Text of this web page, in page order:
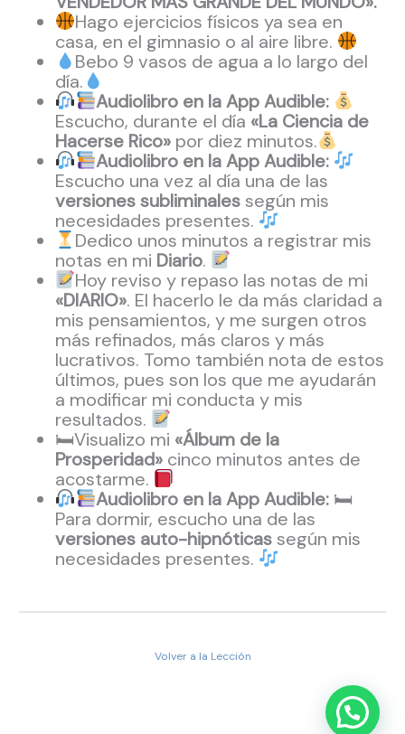
Hago ejercicios físicos ya sea en
casa, en el gimnasio o al aire libre.
Bebo 9 vasos de agua a lo largo del
día.
Audiolibro en la App Audible:
Escucho, durante el día «La Ciencia de
Hacerse Rico» por diez minutos.
Audiolibro en la App Audible:
Escucho una vez al día una de las
versiones subliminalessegún mis
necesidades presentes.
Dedico unos minutos a registrar mis
notas en mi Diario.
Hoy reviso y repaso las notas de mi
«DIARIO». El hacerlo le da más claridad a
mis pensamientos, y me surgen otros
más refinados, más claros y más
lucrativos. Tomo también nota de estos
últimos, pues son los que me ayudarán
a modificar mi conducta y mis
resultados.
🛏Visualizo mi «Álbum de la
Prosperidad» cinco minutos antes de
acostarme.
Audiolibro en la App Audible: 🛏
Para dormir, escucho una de las
versiones auto-hipnóticassegún mis
necesidades presentes.
Volver a la Lección